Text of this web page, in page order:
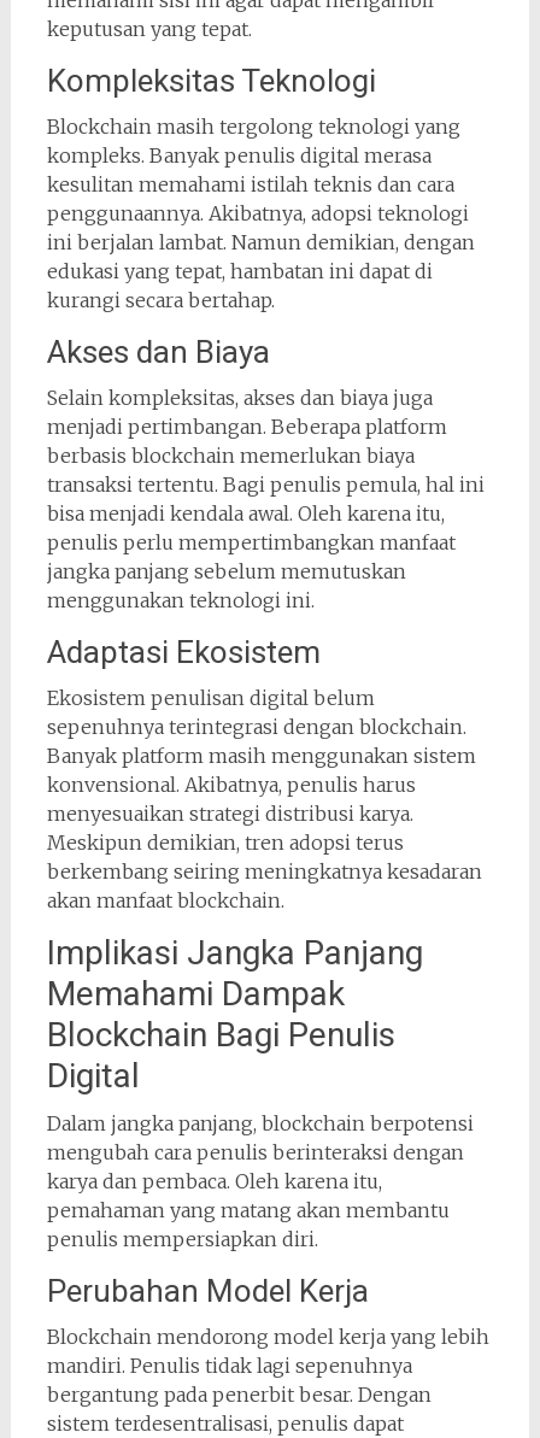
keputusan yang tepat.
Kompleksitas Teknologi
Blockchain masih tergolong teknologi yang
kompleks. Banyak penulis digital merasa
kesulitan memahami istilah teknis dan cara
penggunaannya. Akibatnya, adopsi teknologi
ini berjalan lambat. Namun demikian, dengan
edukasi yang tepat, hambatan ini dapat di
kurangi secara bertahap.
Akses dan Biaya
Selain kompleksitas, akses dan biaya juga
menjadi pertimbangan. Beberapa platform
berbasis blockchain memerlukan biaya
transaksi tertentu. Bagi penulis pemula, hal ini
bisa menjadi kendala awal. Oleh karena itu,
penulis perlu mempertimbangkan manfaat
jangka panjang sebelum memutuskan
menggunakan teknologi ini.
Adaptasi Ekosistem
Ekosistem penulisan digital belum
sepenuhnya terintegrasi dengan blockchain.
Banyak platform masih menggunakan sistem
konvensional. Akibatnya, penulis harus
menyesuaikan strategi distribusi karya.
Meskipun demikian, tren adopsi terus
berkembang seiring meningkatnya kesadaran
akan manfaat blockchain.
Implikasi Jangka Panjang
Memahami Dampak
Blockchain Bagi Penulis
Digital
Dalam jangka panjang, blockchain berpotensi
mengubah cara penulis berinteraksi dengan
karya dan pembaca. Oleh karena itu,
pemahaman yang matang akan membantu
penulis mempersiapkan diri.
Perubahan Model Kerja
Blockchain mendorong model kerja yang lebih
mandiri. Penulis tidak lagi sepenuhnya
bergantung pada penerbit besar. Dengan
sistem terdesentralisasi, penulis dapat